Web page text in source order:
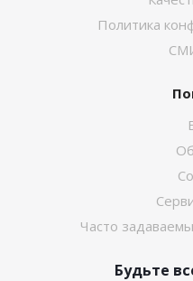
Политика
Часто
Будьте